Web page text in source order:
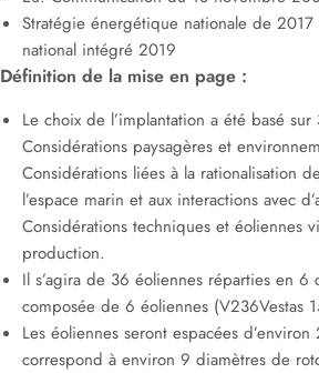
Stratégie énergétique nationale de
national intégré 2019
Définition de la mise en page :
Le choix de l’implantation a été basé
Considérations paysagères et
Considérations liées à la rationalisation
l’espace marin et aux interactions avec
Considérations techniques et éoliennes
production.
Il s’agira de 36 éoliennes réparties en 6
composée de 6 éoliennes (V236Vestas
Les éoliennes seront espacées
correspond à environ 9 diamètres de